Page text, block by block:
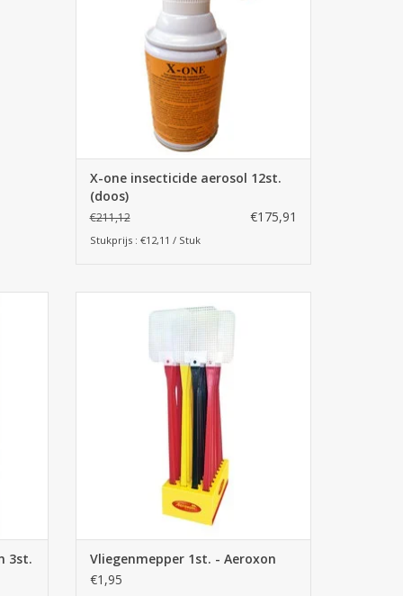
X-one insecticide aerosol 12st.
(doos)
€211,12 €175,91
Stukprijs : €12,11 / Stuk
3st.
Vliegenmepper 1st. - Aeroxon
€1,95